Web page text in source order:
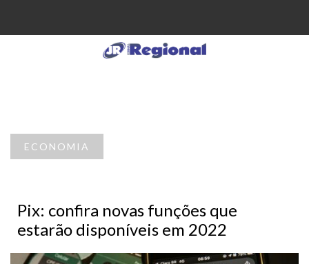
ECONOMIA
Pix: confira novas funções que
estarão disponíveis em 2022